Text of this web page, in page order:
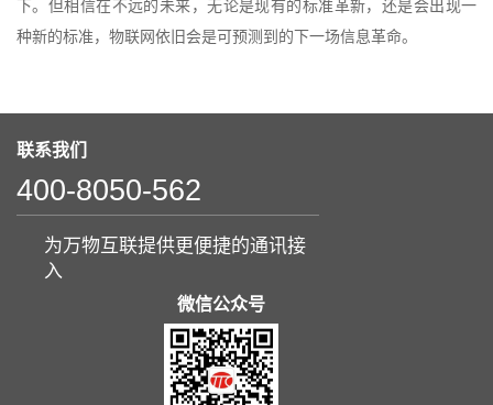
下。但相信在不远的未来，无论是现有的标准革新，还是会出现一
种新的标准，物联网依旧会是可预测到的下一场信息革命。
联系我们
400-8050-562
为万物互联提供更便捷的通讯接
入
微信公众号